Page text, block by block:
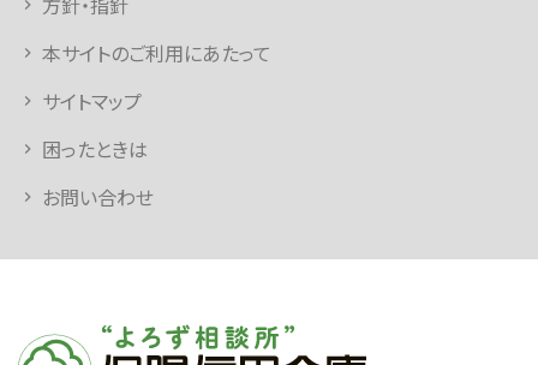
本サイトのご利用にあたって
サイトマップ
困ったときは
お問い合わせ